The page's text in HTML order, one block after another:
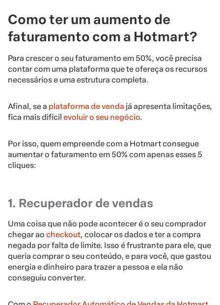
Como ter um aumento de
faturamento com a Hotmart?
Para crescer o seu faturamento em 50%, você precisa
contar com uma plataforma que te ofereça os recursos
necessários e uma estrutura completa.
Afinal, se a plataforma de venda já apresenta limitações,
fica mais difícil evoluir o seu negócio.
Por isso, quem empreende com a Hotmart consegue
aumentar o faturamento em 50% com apenas esses 5
cliques:
1. Recuperador de vendas
Uma coisa que não pode acontecer é o seu comprador
chegar ao checkout, colocar os dados e ter a compra
negada por falta de limite. Isso é frustrante para ele, que
queria comprar o seu conteúdo, e para você, que gastou
energia e dinheiro para trazer a pessoa e ela não
conseguiu converter.